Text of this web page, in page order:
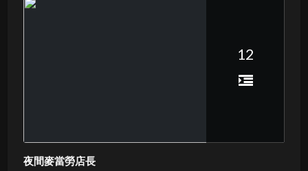
12
夜間麥當勞店長